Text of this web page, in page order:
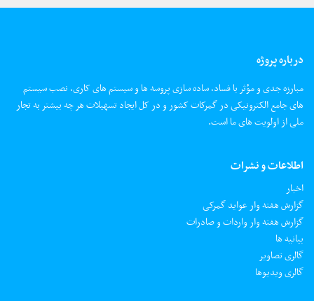
درباره پروژه
مبارزه جدی و مؤثر با فساد، ساده سازی پروسه ها و سیستم های کاری، نصب سیستم
های جامع الکترونیکی در گمرکات کشور و در کل ایجاد تسهیلات هر چه بیشتر به تجار
ملی از اولویت های ما است.
اطلاعات و نشرات
اخبار
گزارش هفته وار عواید گمرکی
گزارش هفته وار واردات و صادرات
بیانیه ها
گالری تصاویر
گالری ویدیوها